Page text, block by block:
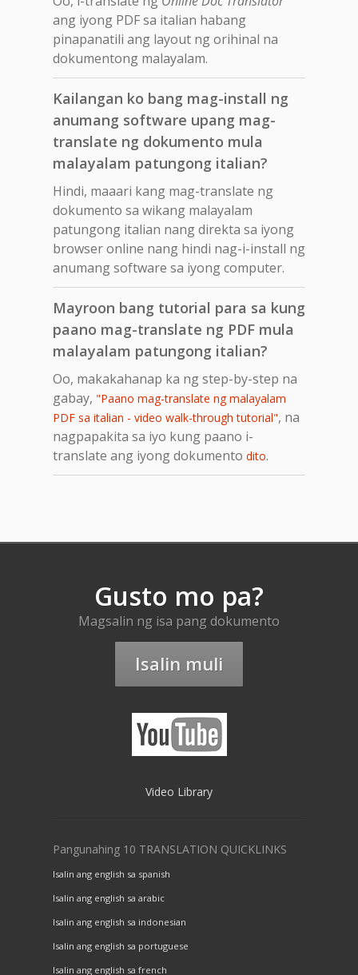
ang iyong PDF sa italian habang
pinapanatili ang layout ng orihinal na
dokumentong malayalam.
Kailangan ko bang mag-install ng
anumang software upang mag-
translate ng dokumento mula
malayalam patungong italian?
Hindi, maaari kang mag-translate ng
dokumento sa wikang malayalam
patungong italian nang direkta sa iyong
browser online nang hindi nag-i-install ng
anumang software sa iyong computer.
Mayroon bang tutorial para sa kung
paano mag-translate ng PDF mula
malayalam patungong italian?
Oo, makakahanap ka ng step-by-step na
gabay, "Paano mag-translate ng malayalam
PDF sa italian - video walk-through tutorial", na
nagpapakita sa iyo kung paano i-
translate ang iyong dokumento dito.
Gusto mo pa?
Magsalin ng isa pang dokumento
Isalin muli
Video Library
Pangunahing 10 TRANSLATION QUICKLINKS
Isalin ang english sa spanish
Isalin ang english sa arabic
Isalin ang english sa indonesian
Isalin ang english sa portuguese
Isalin ang english sa french